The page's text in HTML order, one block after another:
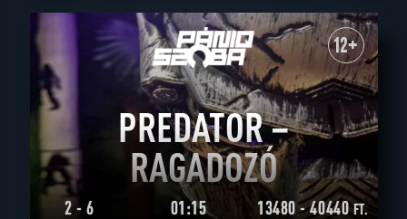
12+
PREDATOR –
RAGADOZÓ
2 - 6 01:15 13480 - 40440FT.